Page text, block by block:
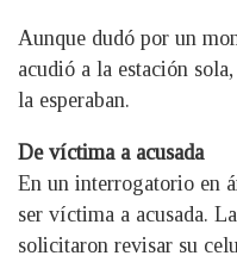
Aunque dudó por un
acudió a la estación
la esperaban.
De víctima a acusada
En un interrogatorio en
ser víctima a acusada.
solicitaron revisar su